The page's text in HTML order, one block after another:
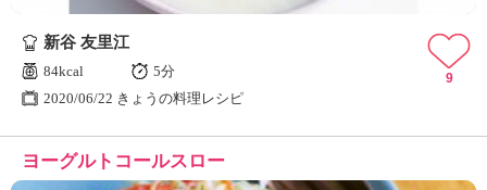
新谷 友里江
84kcal
5分
2020/06/22 きょうの料理レシピ
9
ヨーグルトコールスロー